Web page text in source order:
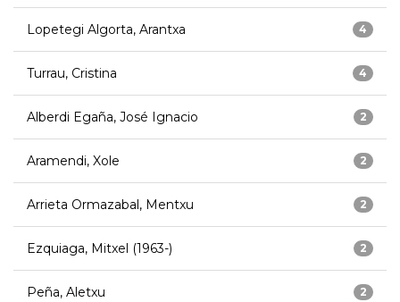
4
Lopetegi Algorta, Arantxa
4
Turrau, Cristina
2
Alberdi Egaña, José Ignacio
2
Aramendi, Xole
2
Arrieta Ormazabal, Mentxu
2
Ezquiaga, Mitxel (1963-)
2
Peña, Aletxu